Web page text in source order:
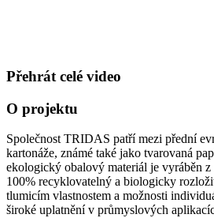
Přehrát celé video
O projektu
​Společnost TRIDAS patří mezi přední
kartonáže, známé také jako tvarovaná
ekologický obalový materiál je vyráběn
100% recyklovatelný a biologicky
tlumicím vlastnostem a možnosti
široké uplatnění v průmyslových